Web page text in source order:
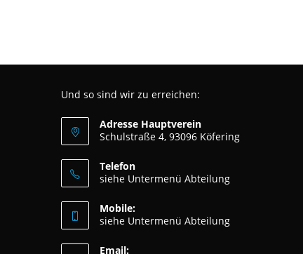
Und so sind wir zu erreichen:
Adresse Hauptverein
Schulstraße 4, 93096 Köfering
Telefon
siehe Untermenü Abteilung
Mobile:
siehe Untermenü Abteilung
Email: